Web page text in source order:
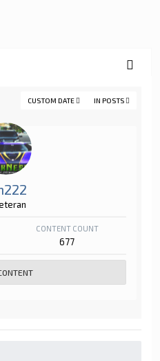
IN POSTS
CUSTOM DATE
CONTENT COUNT
677